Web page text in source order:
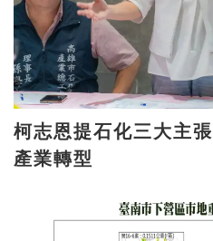
柯志恩提石化三大主張 籲降負擔保就業助
產業轉型